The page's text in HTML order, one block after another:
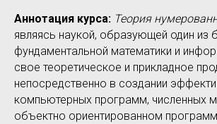
Аннотация курса: Теория
являясь наукой, образующей один из
фундаментальной математики и
свое теоретическое и прикладное
непосредственно в создании
компьютерных программ, численных
объектно ориентированном